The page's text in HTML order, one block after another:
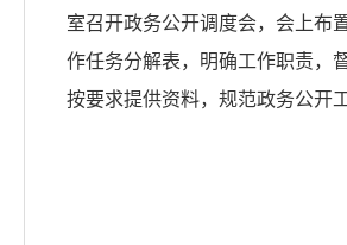
室召开政务公开调度会，会上布
作任务分解表，明确工作职责，
按要求提供资料，规范政务公开工